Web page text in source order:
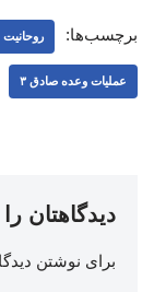
برچسب‌ها: روحانیت
عملیات وعده صادق ۳
دیدگاهتان
برای نوشتن